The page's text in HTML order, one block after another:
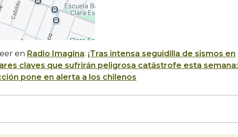
en Radio Imagina: ¡Tras intensa seguidilla de sismos en
claves que sufrirán peligrosa catástrofe esta semana:
pone en alerta a los chilenos